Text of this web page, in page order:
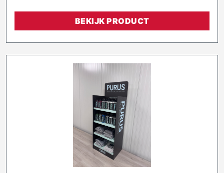
BEKIJK PRODUCT